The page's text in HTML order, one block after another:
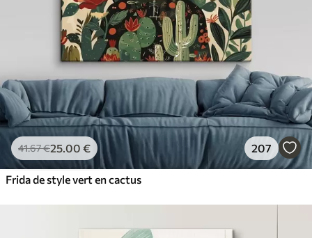
41.67€25.00 € 207
Frida de style vert en cactus